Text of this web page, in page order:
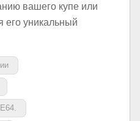
вашего купе или
его уникальный